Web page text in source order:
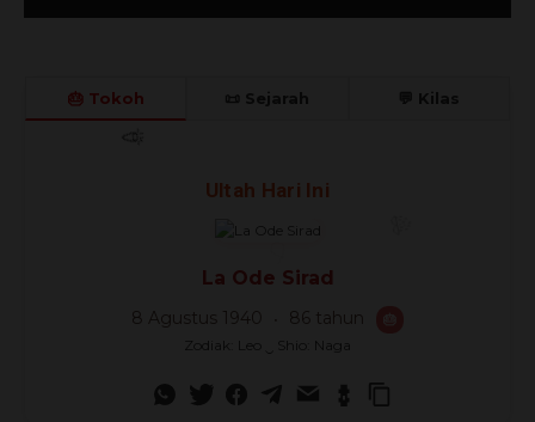
🎂 Tokoh 📜 Sejarah 💬 Kilas
Ultah Hari Ini
La Ode Sirad
8 Agustus 1940 86 tahun
Zodiak: Leo ‿ Shio: Naga